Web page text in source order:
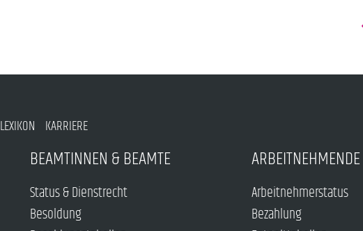
LEXIKON KARRIERE
BEAMTINNEN & BEAMTE
Status & Dienstrecht
Besoldung
ARBEITNEHMENDE
Arbeitnehmerstatus
Bezahlung